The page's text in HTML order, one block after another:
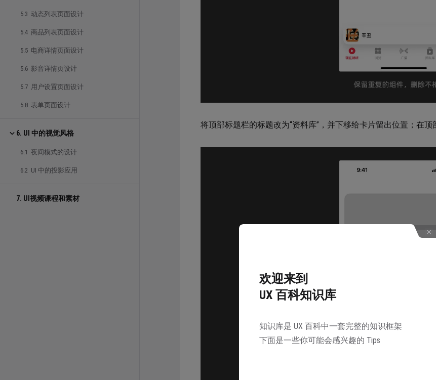
5.3 动态列表页面设计
5.4 商品列表页面设计
5.5 电商详情页面设计
5.6 影音详情页设计
5.7 用户设置页面设计
5.8 表单页面设计
6. UI 中的视觉风格
6.1 夜间模式的设计
6.2 UI 中的投影应用
7. UI视频课程和素材
将顶部标题栏的标题改为“资料库”，并下移给卡片留出位置；在
欢迎来到
UX 百科知识库
知识库是 UX 百科中一套完整的知识框架
下面是一些你可能会感兴趣的 Tips